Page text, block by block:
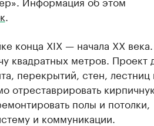
конца XIX — начала XX века.
квадратных метров. Проект
перекрытий, стен, лестниц
отреставрировать
полы и потолки,
и коммуникации.